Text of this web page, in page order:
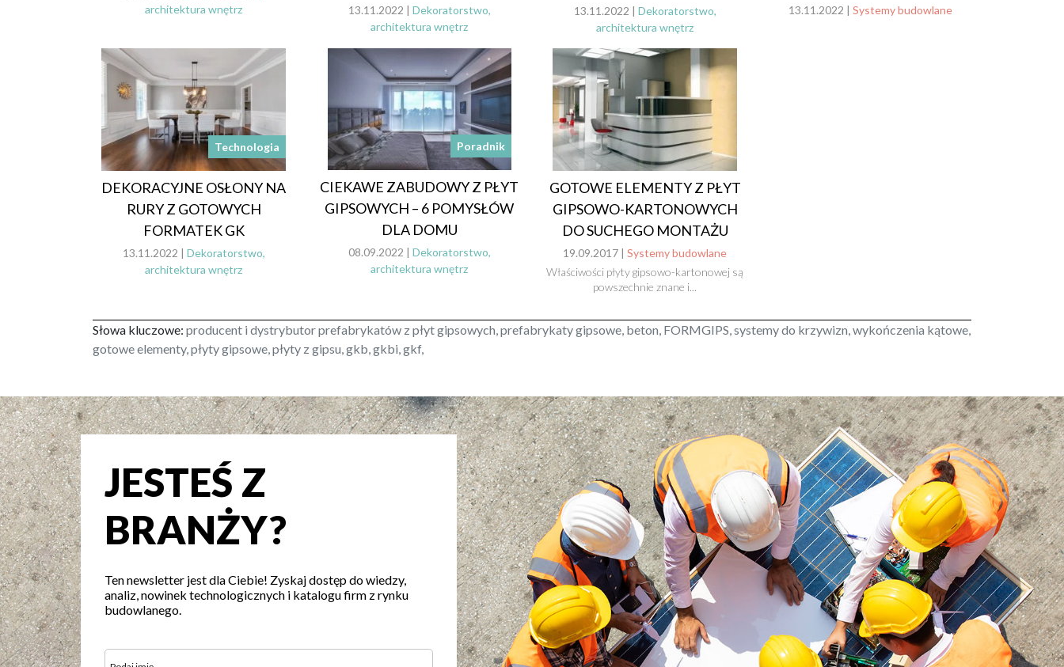
architektura wnętrz
13.11.2022 | Dekoratorstwo,
architektura wnętrz
13.11.2022 | Dekoratorstwo,
architektura wnętrz
13.11.2022 | Systemy budowlane
Technologia
DEKORACYJNE OSŁONY NA
RURY Z GOTOWYCH
FORMATEK GK
13.11.2022 | Dekoratorstwo,
architektura wnętrz
Poradnik
CIEKAWE ZABUDOWY Z PŁYT
GIPSOWYCH – 6 POMYSŁÓW
DLA DOMU
08.09.2022 | Dekoratorstwo,
architektura wnętrz
GOTOWE ELEMENTY Z PŁYT
GIPSOWO-KARTONOWYCH
DO SUCHEGO MONTAŻU
19.09.2017 | Systemy budowlane
Właściwości płyty gipsowo-kartonowej są
powszechnie znane i...
Słowa kluczowe: producent i dystrybutor prefabrykatów z płyt gipsowych, prefabrykaty gipsowe, beton, FORMGIPS, systemy do krzywizn, wykończenia kątowe,
gotowe elementy, płyty gipsowe, płyty z gipsu, gkb, gkbi, gkf,
JESTEŚ Z
BRANŻY?
Ten newsletter jest dla Ciebie! Zyskaj dostęp do wiedzy,
analiz, nowinek technologicznych i katalogu firm z rynku
budowlanego.